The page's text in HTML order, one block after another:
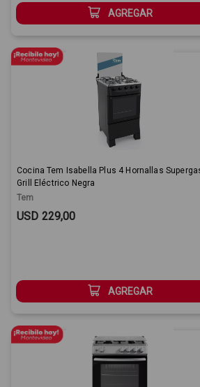
AGREGAR
Cocina Tem Isabella Plus 4 Hornallas
Grill Eléctrico Negra
Tem
Sale Price:
USD 229,00
AGREGAR